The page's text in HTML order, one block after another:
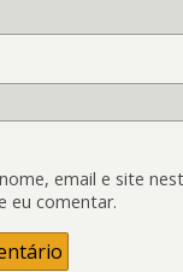
email e site
eu comentar.